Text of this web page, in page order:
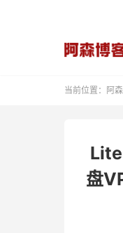
当前位置： 阿
盘